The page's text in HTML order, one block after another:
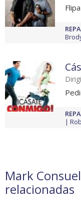
Mark
relacionadas